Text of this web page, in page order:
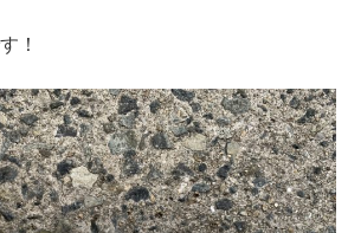
！